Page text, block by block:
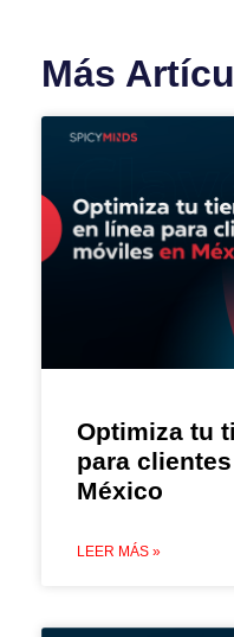
Más
Optimiza tu
para
México
LEER MÁS »